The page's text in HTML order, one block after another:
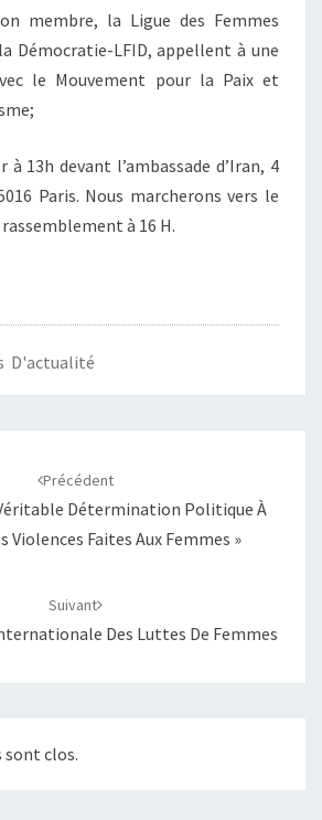
membre, la Ligue des Femmes
Démocratie-LFID, appellent à une
le Mouvement pour la Paix et
à 13h devant l’ambassade d’Iran, 4
Paris. Nous marcherons vers le
à 16 H.
D'actualité
Précédent
Détermination Politique À
Violences Faites Aux Femmes »
Suivant
Des Luttes De Femmes
sont clos.